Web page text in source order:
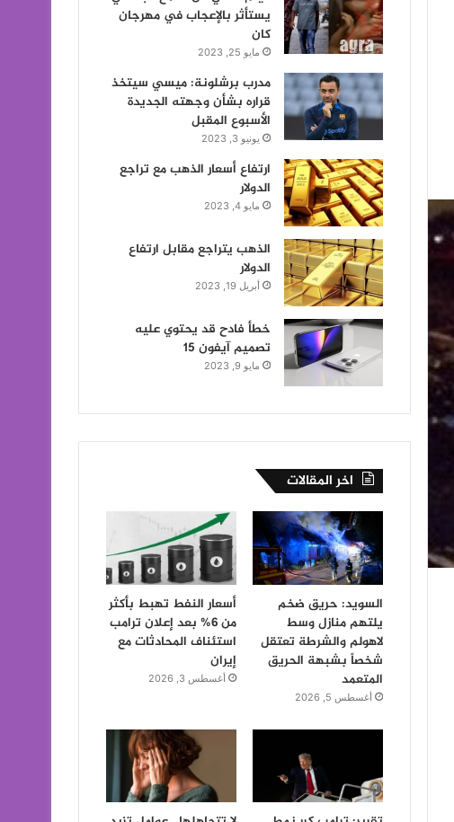
يستأثر بالإعجاب في مهرجان
كان
مايو 25, 2023
مدرب برشلونة: ميسي سيتخذ
قراره بشأن وجهته الجديدة
الأسبوع المقبل
يونيو 3, 2023
ارتفاع أسعار الذهب مع تراجع
الدولار
مايو 4, 2023
الذهب يتراجع مقابل ارتفاع
الدولار
أبريل 19, 2023
خطأ فادح قد يحتوي عليه
تصميم آيفون 15
مايو 9, 2023
اخر المقالات
السويد: حريق ضخم
يلتهم منازل وسط
لاهولم والشرطة تعتقل
شخصاً بشبهة الحريق
المتعمد
أغسطس 5, 2026
أسعار النفط تهبط بأكثر
من 6% بعد إعلان ترامب
استئناف المحادثات مع
إيران
أغسطس 3, 2026